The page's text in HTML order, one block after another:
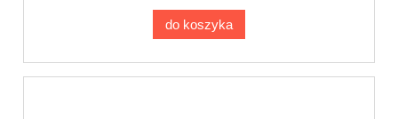
do koszyka